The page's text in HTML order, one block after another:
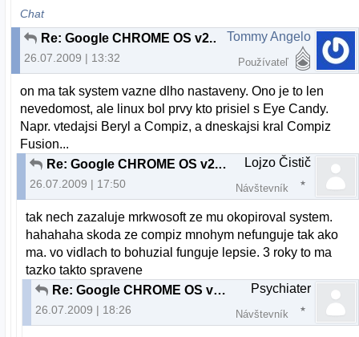
Chat
Re: Google CHROME OS v2.00 beta
26.07.2009 | 13:32
Tommy Angelo
Používateľ
on ma tak system vazne dlho nastaveny. Ono je to len
nevedomost, ale linux bol prvy kto prisiel s Eye Candy.
Napr. vtedajsi Beryl a Compiz, a dneskajsi kral Compiz
Fusion...
Re: Google CHROME OS v2.00 beta
26.07.2009 | 17:50
Lojzo Čistič
Návštevník
tak nech zazaluje mrkwosoft ze mu okopiroval system.
hahahaha skoda ze compiz mnohym nefunguje tak ako
ma. vo vidlach to bohuzial funguje lepsie. 3 roky to ma
tazko takto spravene
Re: Google CHROME OS v2.00 beta
26.07.2009 | 18:26
Psychiater
Návštevník